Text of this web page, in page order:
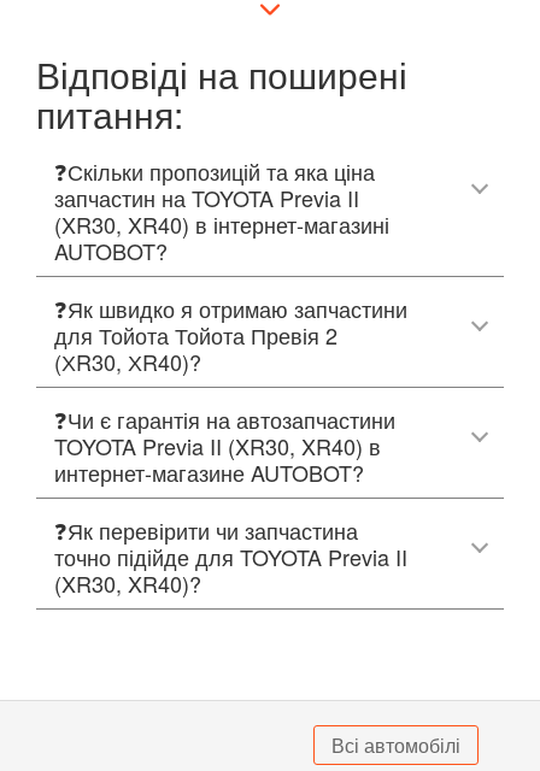
Відповіді на поширені
питання:
❓Скільки пропозицій та яка ціна
запчастин на TOYOTA Previa II
(XR30, XR40) в інтернет-магазині
AUTOBOT?
❓Як швидко я отримаю запчастини
для Тойота Тойота Превія 2
(ХR30, ХR40)?
❓Чи є гарантія на автозапчастини
TOYOTA Previa II (XR30, XR40) в
интернет-магазине AUTOBOT?
❓Як перевірити чи запчастина
точно підійде для TOYOTA Previa II
(XR30, XR40)?
Всі автомобілі